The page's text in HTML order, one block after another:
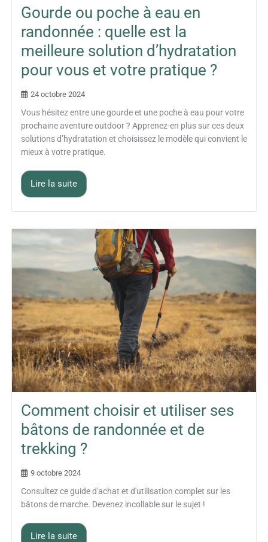
Gourde ou poche à eau en
randonnée : quelle est la
meilleure solution d’hydratation
pour vous et votre pratique ?
24 octobre 2024
Vous hésitez entre une gourde et une poche à eau pour votre
prochaine aventure outdoor ? Apprenez-en plus sur ces deux
solutions d’hydratation et choisissez le modèle qui convient le
mieux à votre pratique.
Lire la suite
Comment choisir et utiliser ses
bâtons de randonnée et de
trekking ?
9 octobre 2024
Consultez ce guide d'achat et d'utilisation complet sur les
bâtons de marche. Devenez incollable sur le sujet !
Lire la suite